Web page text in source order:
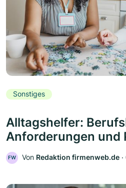
Sonstiges
Alltagshelfer:
Anforderungen und
FW Von Redaktion firmenweb.de ‧